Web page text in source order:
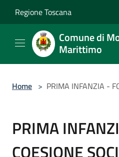
Regione Toscana
Comune di
Marittimo
Home > PRIMA INFANZIA -
PRIMA
COESIONE